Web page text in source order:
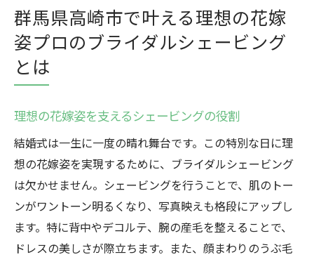
群馬県高崎市で叶える理想の花嫁
姿プロのブライダルシェービング
とは
理想の花嫁姿を支えるシェービングの役割
結婚式は一生に一度の晴れ舞台です。この特別な日に理
想の花嫁姿を実現するために、ブライダルシェービング
は欠かせません。シェービングを行うことで、肌のトー
ンがワントーン明るくなり、写真映えも格段にアップし
ます。特に背中やデコルテ、腕の産毛を整えることで、
ドレスの美しさが際立ちます。また、顔まわりのうぶ毛